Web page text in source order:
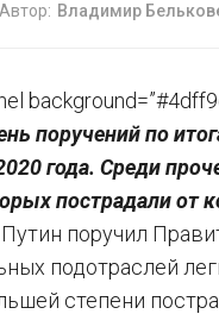
Автор: Владимир
поручений по
года. Среди
пострадали от
Путин поручил
подотраслей
степени